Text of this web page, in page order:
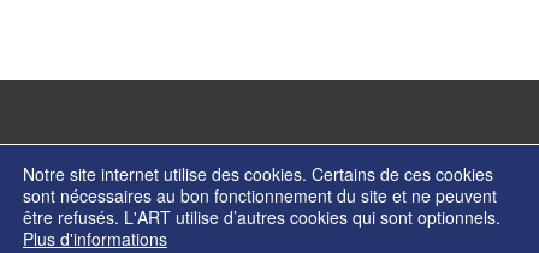
© Copyright 2026 - Autorité de régulation des transports - ISSN 2274-2123
Notre site internet utilise des cookies. Certains de ces cookies
sont nécessaires au bon fonctionnement du site et ne peuvent
être refusés. L'ART utilise d’autres cookies qui sont optionnels.
Plus d'informations